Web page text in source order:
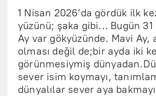
1 Nisan 2026’da gördük ilk
yüzünü; şaka gibi... Bugün 31
Ay var gökyüzünde. Mavi Ay,
olması değil de;bir ayda iki
görünmesiymiş
sever isim koymayı,
dünyalılar sever aya